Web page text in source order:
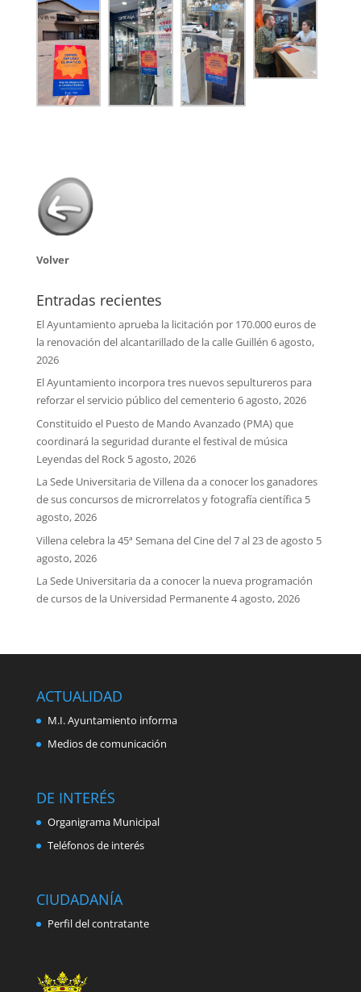
Volver
Entradas recientes
El Ayuntamiento aprueba la licitación por 170.000 euros de
la renovación del alcantarillado de la calle Guillén 6 agosto,
2026
El Ayuntamiento incorpora tres nuevos sepultureros para
reforzar el servicio público del cementerio 6 agosto, 2026
Constituido el Puesto de Mando Avanzado (PMA) que
coordinará la seguridad durante el festival de música
Leyendas del Rock 5 agosto, 2026
La Sede Universitaria de Villena da a conocer los ganadores
de sus concursos de microrrelatos y fotografía científica 5
agosto, 2026
Villena celebra la 45ª Semana del Cine del 7 al 23 de agosto 5
agosto, 2026
La Sede Universitaria da a conocer la nueva programación
de cursos de la Universidad Permanente4 agosto, 2026
ACTUALIDAD
M.I. Ayuntamiento informa
Medios de comunicación
DE INTERÉS
Organigrama Municipal
Teléfonos de interés
CIUDADANÍA
Perfil del contratante